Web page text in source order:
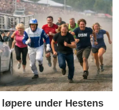
under Hestens